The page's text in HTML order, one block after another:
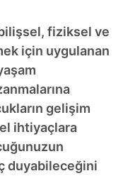
fiziksel ve
için uygulanan
gelişim
ihtiyaçlara
duyabileceğini